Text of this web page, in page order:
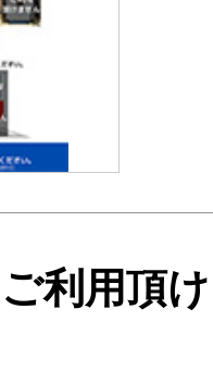
利用頂